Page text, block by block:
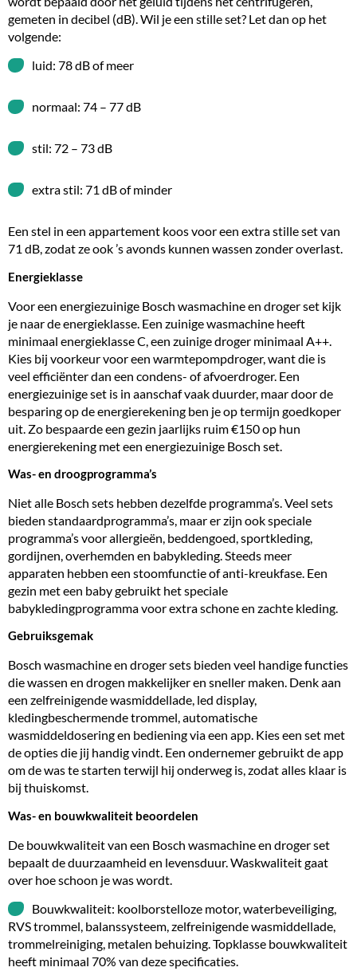
gemeten in decibel (dB). Wil je een stille set? Let dan op het
volgende:
luid: 78 dB of meer
normaal: 74 – 77 dB
stil: 72 – 73 dB
extra stil: 71 dB of minder
Een stel in een appartement koos voor een extra stille set van
71 dB, zodat ze ook ’s avonds kunnen wassen zonder overlast.
Energieklasse
Voor een energiezuinige Bosch wasmachine en droger set kijk
je naar de energieklasse. Een zuinige wasmachine heeft
minimaal energieklasse C, een zuinige droger minimaal A++.
Kies bij voorkeur voor een warmtepompdroger, want die is
veel efficiënter dan een condens- of afvoerdroger. Een
energiezuinige set is in aanschaf vaak duurder, maar door de
besparing op de energierekening ben je op termijn goedkoper
uit. Zo bespaarde een gezin jaarlijks ruim €150 op hun
energierekening met een energiezuinige Bosch set.
Was- en droogprogramma’s
Niet alle Bosch sets hebben dezelfde programma’s. Veel sets
bieden standaardprogramma’s, maar er zijn ook speciale
programma’s voor allergieën, beddengoed, sportkleding,
gordijnen, overhemden en babykleding. Steeds meer
apparaten hebben een stoomfunctie of anti-kreukfase. Een
gezin met een baby gebruikt het speciale
babykledingprogramma voor extra schone en zachte kleding.
Gebruiksgemak
Bosch wasmachine en droger sets bieden veel handige functies
die wassen en drogen makkelijker en sneller maken. Denk aan
een zelfreinigende wasmiddellade, led display,
kledingbeschermende trommel, automatische
wasmiddeldosering en bediening via een app. Kies een set met
de opties die jij handig vindt. Een ondernemer gebruikt de app
om de was te starten terwijl hij onderweg is, zodat alles klaar is
bij thuiskomst.
Was- en bouwkwaliteit beoordelen
De bouwkwaliteit van een Bosch wasmachine en droger set
bepaalt de duurzaamheid en levensduur. Waskwaliteit gaat
over hoe schoon je was wordt.
Bouwkwaliteit: koolborstelloze motor, waterbeveiliging,
RVS trommel, balanssysteem, zelfreinigende wasmiddellade,
trommelreiniging, metalen behuizing. Topklasse bouwkwaliteit
heeft minimaal 70% van deze specificaties.